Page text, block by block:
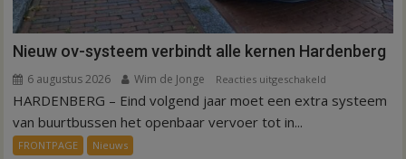
Nieuw ov-systeem verbindt alle kernen Hardenberg
6 augustus 2026 Wim de Jonge Reacties uitgeschakeld
Nieuw
HARDENBERG – Eind volgend jaar moet een extra systeem
van buurtbussen het openbaar vervoer tot in...
FRONTPAGE Nieuws